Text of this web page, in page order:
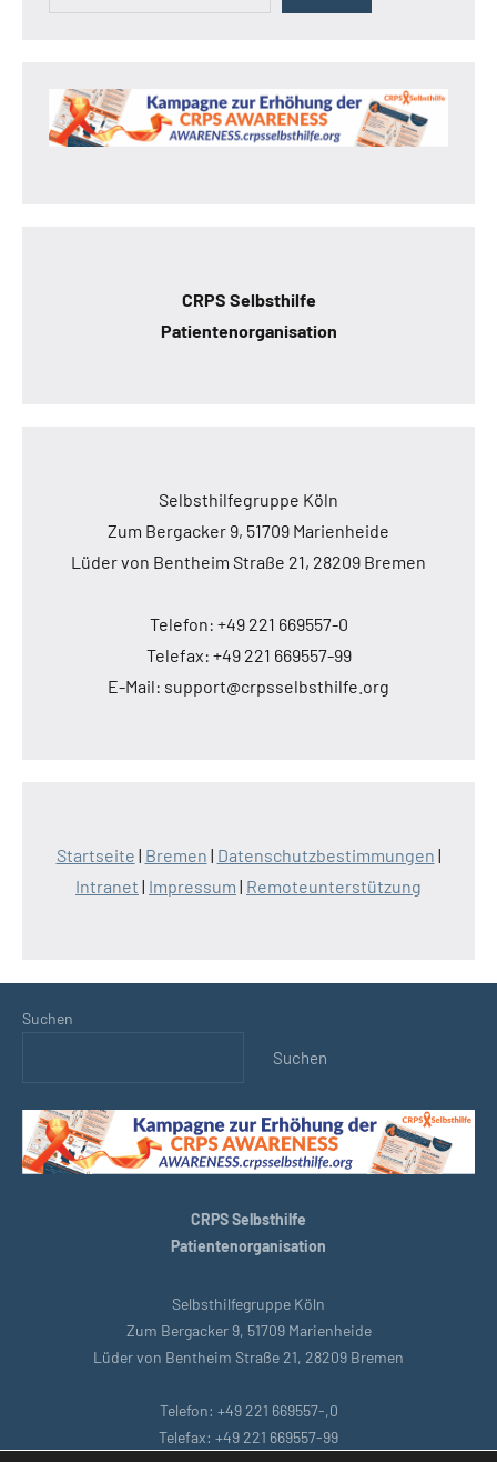
CRPS Selbsthilfe
Patientenorganisation
Selbsthilfegruppe Köln
Zum Bergacker 9, 51709 Marienheide
Lüder von Bentheim Straße 21, 28209 Bremen
Telefon: +49 221 669557-0
Telefax: +49 221 669557-99
E-Mail: support@crpsselbsthilfe.org
Startseite | Bremen | Datenschutzbestimmungen |
Intranet | Impressum | Remoteunterstützung
Suchen
Suchen
CRPS Selbsthilfe
Patientenorganisation
Selbsthilfegruppe Köln
Zum Bergacker 9, 51709 Marienheide
Lüder von Bentheim Straße 21, 28209 Bremen
Telefon: +49 221 669557-,0
Telefax: +49 221 669557-99